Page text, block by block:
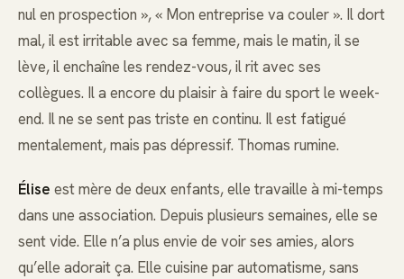
nul en prospection », « Mon entreprise va couler ». Il dort
mal, il est irritable avec sa femme, mais le matin, il se
lève, il enchaîne les rendez-vous, il rit avec ses
collègues. Il a encore du plaisir à faire du sport le week-
end. Il ne se sent pas triste en continu. Il est fatigué
mentalement, mais pas dépressif. Thomas rumine.
Élise est mère de deux enfants, elle travaille à mi-temps
dans une association. Depuis plusieurs semaines, elle se
sent vide. Elle n’a plus envie de voir ses amies, alors
qu’elle adorait ça. Elle cuisine par automatisme, sans